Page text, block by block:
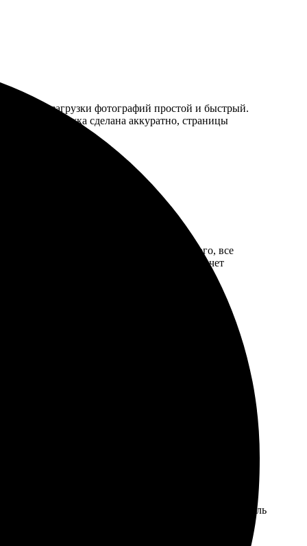
Процесс загрузки фотографий простой и быстрый.
Обложка сделана аккуратно, страницы
Вариантов шаблонов очень много, все
яркие и четкие. Рекомендую всем, кто хочет
Фотографии загрузила быстро, выбрала стиль
печати понравилось. В итоге — красивое